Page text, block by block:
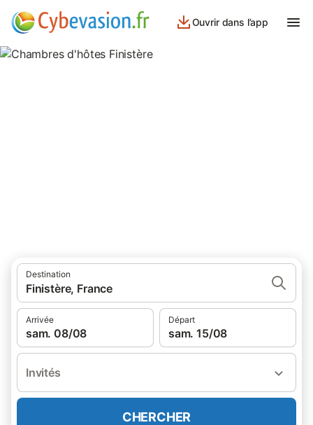
Ouvrir dans l’app
Destination
Finistère, France
Arrivée
sam. 08/08
Départ
sam. 15/08
Invités
CHERCHER